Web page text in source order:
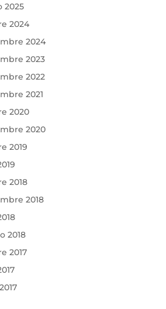
2025
2024
2024
2023
2022
2021
2020
2020
2019
2018
2018
2018
2017